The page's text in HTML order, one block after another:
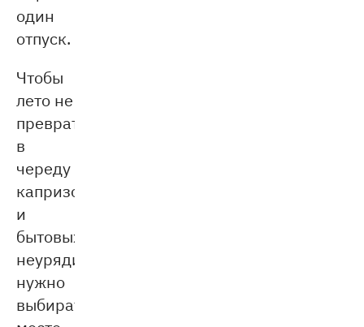
один
отпуск.
Чтобы
лето не
превратилось
в
череду
капризов
и
бытовых
неурядиц,
нужно
выбирать